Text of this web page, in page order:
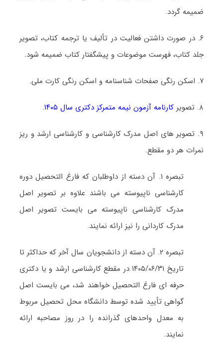
ضمیمه گردد.
۶. در صورت داشتن فعالیت در تألیف یا ترجمه کتاب، تصویر
جلد کتاب، فهرست موضوعات و پیشگفتار کتاب ضمیمه شود.
۷. اسکن رنگی صفحات شناسنامه و اسکن رنگی کارت ملی.
۸. تصویر کارنامه آزمون نیمه متمرکز دکتری سال ۱۴۰۵ .
۹. تصویر های اصل مدرک کارشناسی و کارشناسی ارشد و ریز
نمرات هر دو مقطع.
تبصره ۱. آن دسته از داوطلبان که فارغ التحصیل دوره
کارشناسی ناپیوسته می باشند علاوه بر تصویر اصل
مدرک کارشناسی ناپیوسته می بایست تصویر اصل
مدرک کاردانی را نیز ارائه نمایند.
تبصره ۲. آن دسته از دانشجویان سال آخر که حداکثر تا
تاریخ ۱۴۰۵/۰۶/۳۱ در مقطع کارشناسی ارشد و یا دکتری
حرفه ای فارغ التحصیل خواهند شد، می بایست اصل
گواهی تأیید شده توسط دانشگاه محل تحصیل مربوط
به معدل واحدهای گذرانده را در روز مصاحبه ارائه
نمایند.